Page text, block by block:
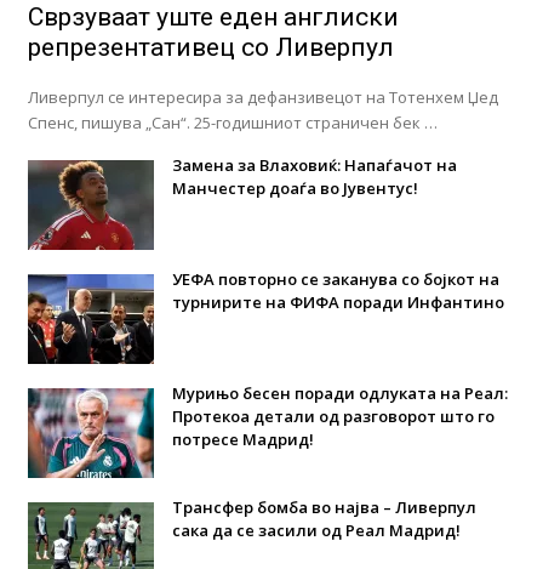
Сврзуваат уште еден англиски
репрезентативец со Ливерпул
Ливерпул се интересира за дефанзивецот на Тотенхем Џед
Спенс, пишува „Сан“. 25-годишниот страничен бек …
Замена за Влаховиќ: Напаѓачот на
Манчестер доаѓа во Јувентус!
УЕФА повторно се заканува со бојкот на
турнирите на ФИФА поради Инфантино
Мурињо бесен поради одлуката на Реал:
Протекоа детали од разговорот што го
потресе Мадрид!
Трансфер бомба во најва – Ливерпул
сака да се засили од Реал Мадрид!